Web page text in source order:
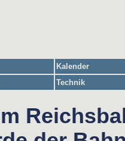
Kalender
Technik